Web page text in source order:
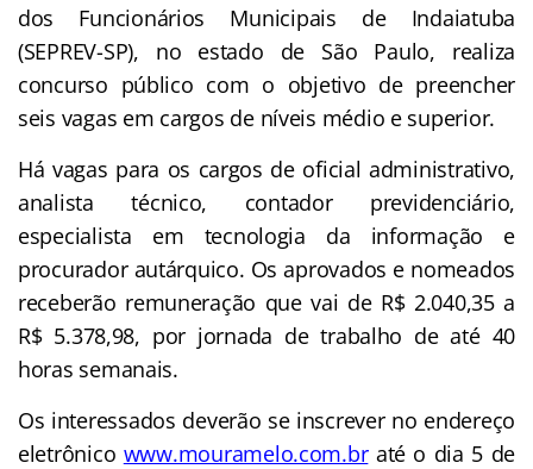
dos Funcionários Municipais de Indaiatuba
(SEPREV-SP), no estado de São Paulo, realiza
concurso público com o objetivo de preencher
seis vagas em cargos de níveis médio e superior.
Há vagas para os cargos de oficial administrativo,
analista técnico, contador previdenciário,
especialista em tecnologia da informação e
procurador autárquico. Os aprovados e nomeados
receberão remuneração que vai de R$ 2.040,35 a
R$ 5.378,98, por jornada de trabalho de até 40
horas semanais.
Os interessados deverão se inscrever no endereço
eletrônico www.mouramelo.com.braté o dia 5 de